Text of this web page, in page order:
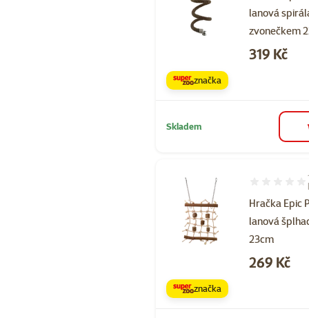
lanová
zvonečkem
Cena
319 Kč
značka
Skladem
Hračka Epic
lanová
23cm
Hodnocení
Cena
269 Kč
značka